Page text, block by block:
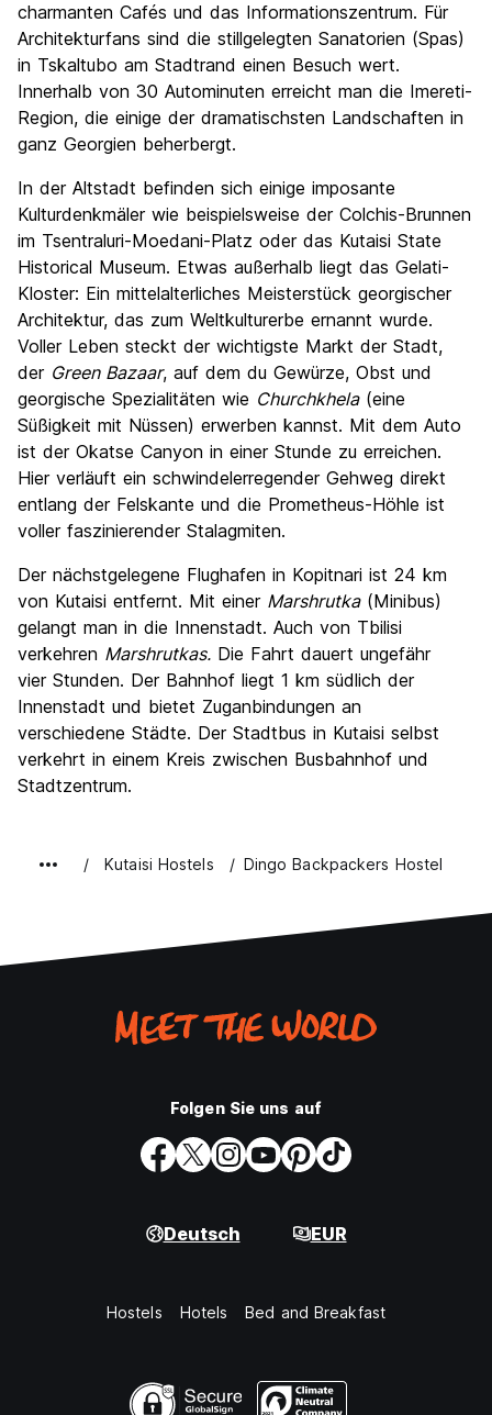
charmanten Cafés und das Informationszentrum. Für
Architekturfans sind die stillgelegten Sanatorien (Spas)
in Tskaltubo am Stadtrand einen Besuch wert.
Innerhalb von 30 Autominuten erreicht man die Imereti-
Region, die einige der dramatischsten Landschaften in
ganz Georgien beherbergt.
In der Altstadt befinden sich einige imposante
Kulturdenkmäler wie beispielsweise der Colchis-Brunnen
im Tsentraluri-Moedani-Platz oder das Kutaisi State
Historical Museum. Etwas außerhalb liegt das Gelati-
Kloster: Ein mittelalterliches Meisterstück georgischer
Architektur, das zum Weltkulturerbe ernannt wurde.
Voller Leben steckt der wichtigste Markt der Stadt,
der Green Bazaar, auf dem du Gewürze, Obst und
georgische Spezialitäten wie Churchkhela(eine
Süßigkeit mit Nüssen) erwerben kannst. Mit dem Auto
ist der Okatse Canyon in einer Stunde zu erreichen.
Hier verläuft ein schwindelerregender Gehweg direkt
entlang der Felskante und die Prometheus-Höhle ist
voller faszinierender Stalagmiten.
Der nächstgelegene Flughafen in Kopitnari ist 24 km
von Kutaisi entfernt. Mit einer Marshrutka(Minibus)
gelangt man in die Innenstadt. Auch von Tbilisi
verkehren Marshrutkas. Die Fahrt dauert ungefähr
vier Stunden. Der Bahnhof liegt 1 km südlich der
Innenstadt und bietet Zuganbindungen an
verschiedene Städte. Der Stadtbus in Kutaisi selbst
verkehrt in einem Kreis zwischen Busbahnhof und
Stadtzentrum.
Kutaisi Hostels Dingo Backpackers Hostel
Folgen Sie uns auf
Deutsch EUR
Hostels Hotels Bed and Breakfast